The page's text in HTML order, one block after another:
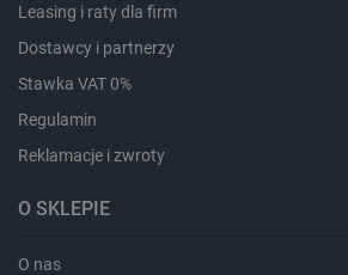
Leasing i raty dla firm
Dostawcy i partnerzy
Stawka VAT 0%
Regulamin
Reklamacje i zwroty
O SKLEPIE
O nas